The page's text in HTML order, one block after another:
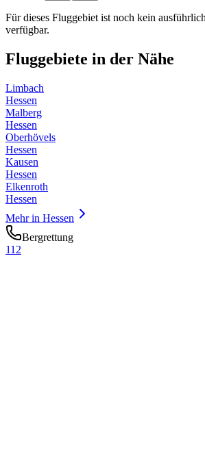
Für dieses Fluggebiet ist noch kein
verfügbar.
Fluggebiete in der Nähe
Limbach
Hessen
Malberg
Hessen
Oberhövels
Hessen
Kausen
Hessen
Elkenroth
Hessen
Mehr in Hessen
Bergrettung
112